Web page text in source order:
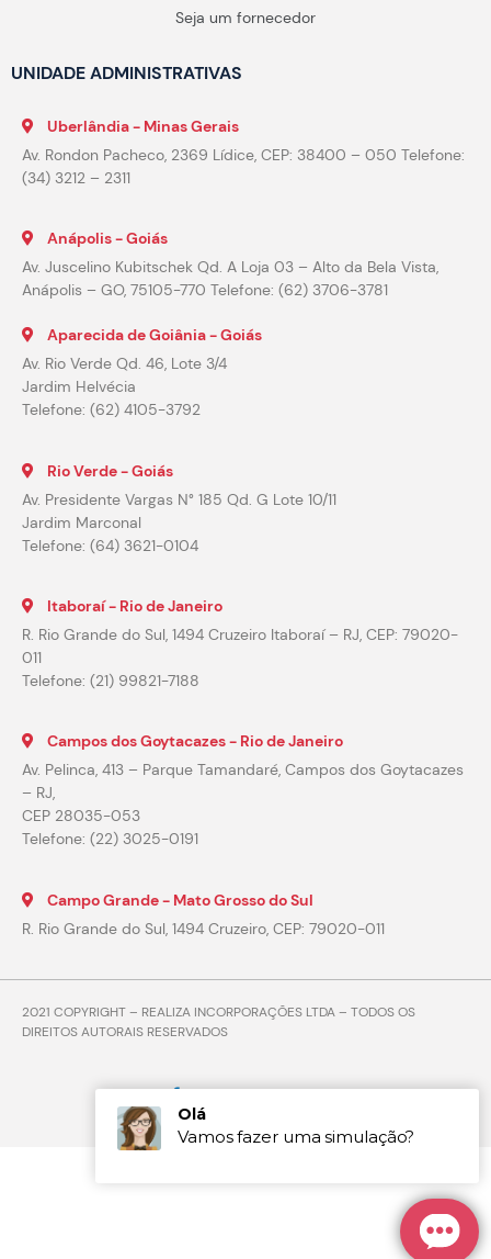
Seja um fornecedor
UNIDADE ADMINISTRATIVAS
Uberlândia - Minas Gerais
Av. Rondon Pacheco, 2369 Lídice, CEP: 38400 – 050 Telefone:
(34) 3212 – 2311
Anápolis - Goiás
Av. Juscelino Kubitschek Qd. A Loja 03 – Alto da Bela Vista,
Anápolis – GO, 75105-770 Telefone: (62) 3706-3781
Aparecida de Goiânia - Goiás
Av. Rio Verde Qd. 46, Lote 3/4
Jardim Helvécia
Telefone: (62) 4105-3792
Rio Verde - Goiás
Av. Presidente Vargas N° 185 Qd. G Lote 10/11
Jardim Marconal
Telefone: (64) 3621-0104
Itaboraí - Rio de Janeiro
R. Rio Grande do Sul, 1494 Cruzeiro Itaboraí – RJ, CEP: 79020-
011
Telefone: (21) 99821-7188
Campos dos Goytacazes - Rio de Janeiro
Av. Pelinca, 413 – Parque Tamandaré, Campos dos Goytacazes
– RJ,
CEP 28035-053
Telefone: (22) 3025-0191
Campo Grande - Mato Grosso do Sul
R. Rio Grande do Sul, 1494 Cruzeiro, CEP: 79020-011
2021 COPYRIGHT – REALIZA INCORPORAÇÕES LTDA – TODOS OS
DIREITOS AUTORAIS RESERVADOS